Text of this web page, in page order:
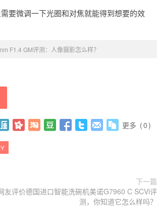
要微调一下光圈和对焦就能得到想要的效
F1.4 GM评测：人像摄影怎么样？
更多 (0)
下一篇
友评价德国进口智能洗碗机美诺G7960 C SCVi评
测，你知道它怎么样吗？